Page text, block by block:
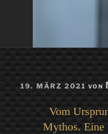
VERÖFFENTLICHT
AM
19. MÄRZ 2021 VON
Vom
Mythos. Eine